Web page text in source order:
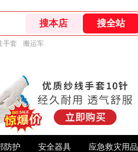
手套 搬运车
防护 安全器具 应急救灾用品